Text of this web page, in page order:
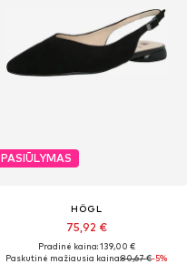
PASIŪLYMAS
HÖGL
75,92 €
Pradinė kaina: 139,00 €
Paskutinė mažiausia kaina:80,67 €-5%